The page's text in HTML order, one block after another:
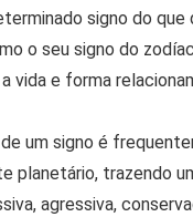
signo do que
o seu signo do
vida e forma
um signo é
planetário, trazendo
agressiva,